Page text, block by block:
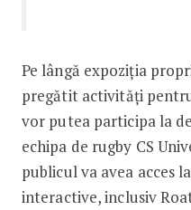
Pe lângă expoziția
pregătit activități
vor putea participa la
echipa de rugby CS
publicul va avea acces
interactive, inclusiv